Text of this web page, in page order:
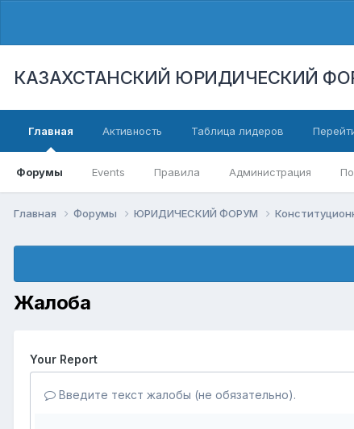
КАЗАХСТАНСКИЙ ЮРИДИЧЕСКИЙ
Главная
Форумы Events Правила Администрация
Активность Таблица лидеров
Главная Форумы ЮРИДИЧЕСКИЙ ФОРУМ
Жалоба
Your Report
Введите текст жалобы (не обязательно).